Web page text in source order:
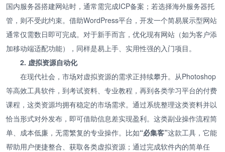
国内服务器搭建网站时，通常需完成ICP备案；若选择海外服务器托
管，则不受此约束。借助WordPress平台，开发一个简易展示型网站
通常仅需数日即可完成。对于新手而言，优化现有网站（如为客户添
加移动端适配功能），同样是易上手、实用性强的入门项目。
2. 虚拟资源自动化
在现代社会，市场对虚拟资源的需求正持续攀升。从Photoshop
等高效工具软件，到考试资料、专业教程，再到各类学习平台的付费
课程，这类资源均拥有稳定的市场需求。通过系统整理这类资料并以
恰当形式对外发布，即可借助信息差实现盈利。这类副业操作流程简
单、成本低廉，无需繁复的专业操作。比如“必集客”这款工具，它能
帮助用户便捷整合、获取各类虚拟资源；通过完成软件内的简单任